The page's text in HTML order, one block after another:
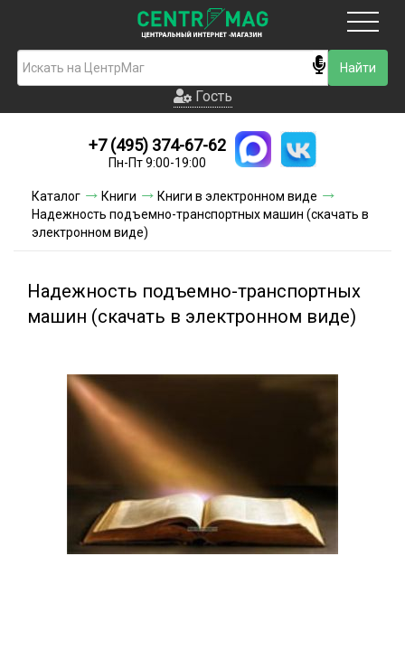
Гость
Новинки
Условия доставки
Гость
+7 (495) 374-67-62
Пн-Пт 9:00-19:00
Каталог Книги
Книги в электронном виде
Надежность подъемно-транспортных машин (скачать в
электронном виде)
Надежность подъемно-транспортных
машин (скачать в электронном виде)